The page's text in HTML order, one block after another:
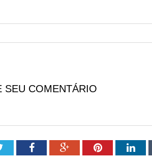
SEU COMENTÁRIO
TwitterFacebookGoogle+Pinterest